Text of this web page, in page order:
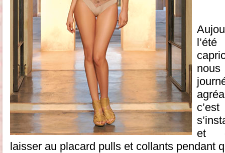
et
laisser au placard pulls et collants pendant